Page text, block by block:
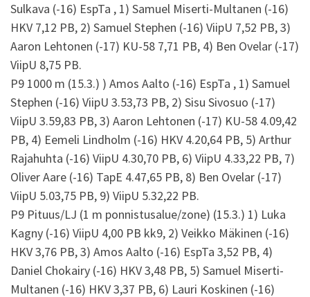
Sulkava (-16) EspTa , 1) Samuel Miserti-Multanen (-16)
HKV 7,12 PB, 2) Samuel Stephen (-16) ViipU 7,52 PB, 3)
Aaron Lehtonen (-17) KU-58 7,71 PB, 4) Ben Ovelar (-17)
ViipU 8,75 PB.
P9 1000 m (15.3.) ) Amos Aalto (-16) EspTa , 1) Samuel
Stephen (-16) ViipU 3.53,73 PB, 2) Sisu Sivosuo (-17)
ViipU 3.59,83 PB, 3) Aaron Lehtonen (-17) KU-58 4.09,42
PB, 4) Eemeli Lindholm (-16) HKV 4.20,64 PB, 5) Arthur
Rajahuhta (-16) ViipU 4.30,70 PB, 6) ViipU 4.33,22 PB, 7)
Oliver Aare (-16) TapE 4.47,65 PB, 8) Ben Ovelar (-17)
ViipU 5.03,75 PB, 9) ViipU 5.32,22 PB.
P9 Pituus/LJ (1 m ponnistusalue/zone) (15.3.) 1) Luka
Kagny (-16) ViipU 4,00 PB kk9, 2) Veikko Mäkinen (-16)
HKV 3,76 PB, 3) Amos Aalto (-16) EspTa 3,52 PB, 4)
Daniel Chokairy (-16) HKV 3,48 PB, 5) Samuel Miserti-
Multanen (-16) HKV 3,37 PB, 6) Lauri Koskinen (-16)